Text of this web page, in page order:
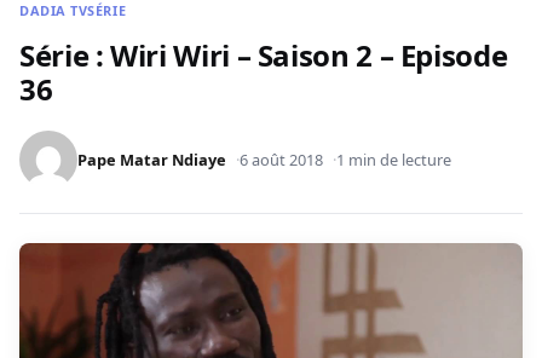
DADIA TVSÉRIE
Série : Wiri Wiri – Saison 2 – Episode
36
Pape Matar Ndiaye 6 août 2018 1 min de lecture